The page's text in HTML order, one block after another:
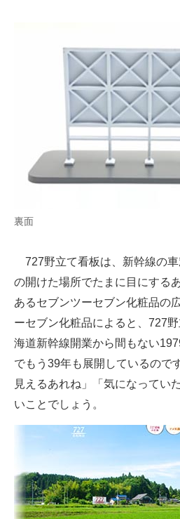
裏面
727野立て看板は、新幹線の
の開けた場所でたまに目にする
あるセブンツーセブン化粧品の
ーセブン化粧品によると、727
海道新幹線開業から間もない
でもう39年も展開しているので
見えるあれね」「気になってい
いことでしょう。